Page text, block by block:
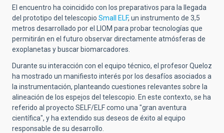
El encuentro ha coincidido con los preparativos para la llegada
del prototipo del telescopio Small ELF, un instrumento de 3,5
metros desarrollado por el LIOM para probar tecnologías que
permitirán en el futuro observar directamente atmósferas de
exoplanetas y buscar biomarcadores.
Durante su interacción con el equipo técnico, el profesor Queloz
ha mostrado un manifiesto interés por los desafíos asociados a
la instrumentación, planteando cuestiones relevantes sobre la
alineación de los espejos del telescopio. En este contexto, se ha
referido al proyecto SELF/ELF como una "gran aventura
científica", y ha extendido sus deseos de éxito al equipo
responsable de su desarrollo.